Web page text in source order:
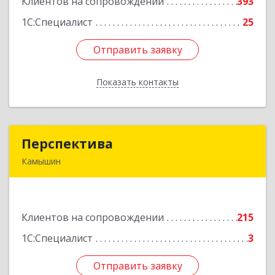
1С:Специалист
25
Отправить заявку
Показать контакты
Отправить заявку
Назад
Перспектива
Камышин
Клиентов на сопровождении
215
1С:Специалист
3
Отправить заявку
Подробнее
Отправить заявку